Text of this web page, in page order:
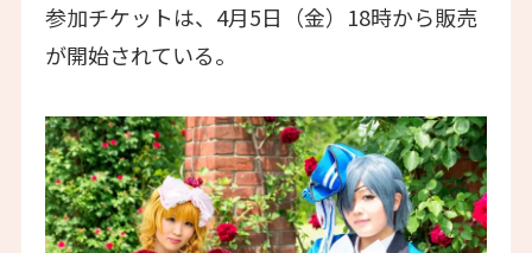
参加チケットは、4月5日（金）18時から販売
が開始されている。